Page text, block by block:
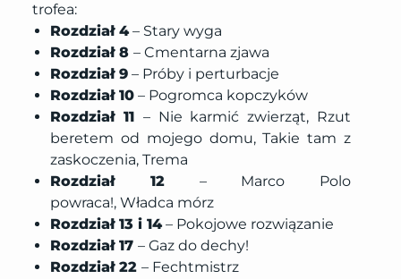
trofea:
Rozdział 4– Stary wyga
Rozdział 8 – Cmentarna zjawa
Rozdział 9 – Próby i perturbacje
Rozdział 10 – Pogromca kopczyków
Rozdział 11 – Nie karmić zwierząt, Rzut
beretem od mojego domu, Takie tam z
zaskoczenia, Trema
Rozdział 12– Marco Polo
powraca!, Władca mórz
Rozdział 13 i 14– Pokojowe rozwiązanie
Rozdział 17 – Gaz do dechy!
Rozdział 22 – Fechtmistrz